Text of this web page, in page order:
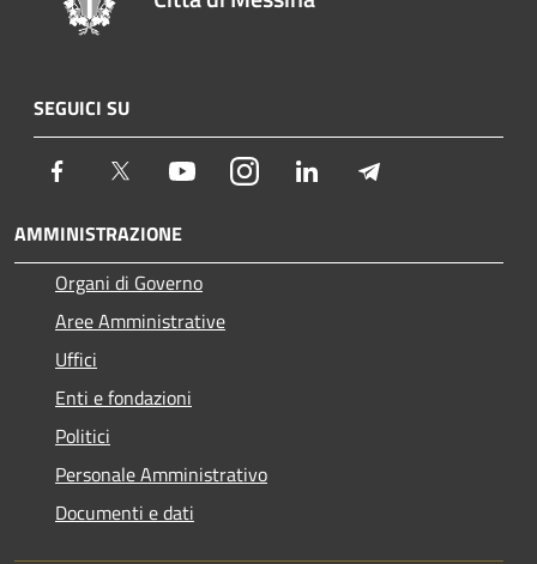
SEGUICI SU
Facebook Twitter YoutubeInstagram LinkedIn
AMMINISTRAZIONE
Organi di Governo
Aree Amministrative
Uffici
Enti e fondazioni
Politici
Personale Amministrativo
Documenti e dati